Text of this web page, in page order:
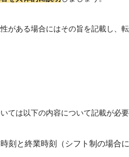
がある場合にはその旨を記載し、
ては以下の内容について記載が必
刻と終業時刻（シフト制の場合